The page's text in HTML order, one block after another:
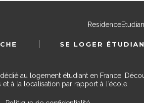
SE LOGER
au logement étudiant en France.
à la localisation par rapport à l'école.